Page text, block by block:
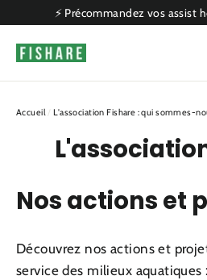
contenu
⚡ Précommandez vos assist
Accueil / L'association Fishare : qui sommes-
Nos actions et
Découvrez nos actions et
service des milieux aquatiques :